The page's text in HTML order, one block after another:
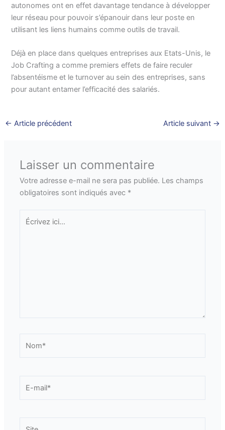
autonomes ont en effet davantage tendance à développer
leur réseau pour pouvoir s’épanouir dans leur poste en
utilisant les liens humains comme outils de travail.
Déjà en place dans quelques entreprises aux Etats-Unis, le
Job Crafting a comme premiers effets de faire reculer
l’absentéisme et le turnover au sein des entreprises, sans
pour autant entamer l’efficacité des salariés.
← Article précédent Article suivant →
Laisser un commentaire
Votre adresse e-mail ne sera pas publiée. Les champs
obligatoires sont indiqués avec *
Écrivez
ici…
mail*